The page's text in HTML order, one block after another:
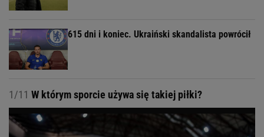
615 dni i koniec. Ukraiński skandalista powrócił
1/11 W którym sporcie używa się takiej piłki?